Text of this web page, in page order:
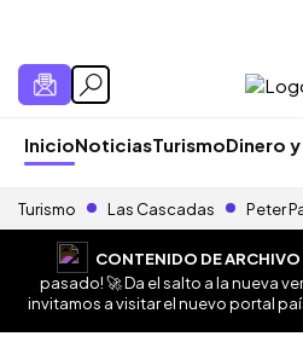
InicioNoticiasTurismoDinero
Turismo Las Cascadas Peter
CONTENIDO DE
pasado! 🚀 Da el salto a la nueva
invitamos a visitar el nuevo portal